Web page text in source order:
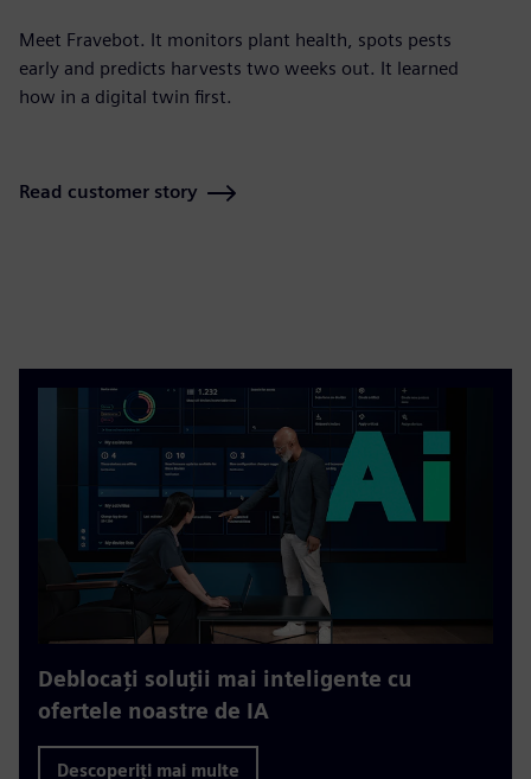
Meet Fravebot. It monitors plant health, spots pests
early and predicts harvests two weeks out. It learned
how in a digital twin first.
Read customer story
Deblocați soluții mai inteligente cu
ofertele noastre de IA
Descoperiți mai multe